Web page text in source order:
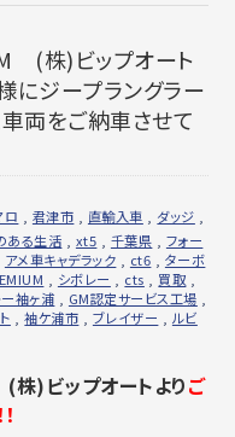
(株)ビップオート
にジープラングラー
車両をご納車させて
ロ 君津市 直輸入車 ダッジ
ある生活 xt5 千葉県
フォー
アメ車キャデラック ct6
ターボ
シボレー cts 買取
袖ヶ浦 GM認定サービス工場
,袖ケ浦市 ブレイザー
ルビ
)ビップオートよりご